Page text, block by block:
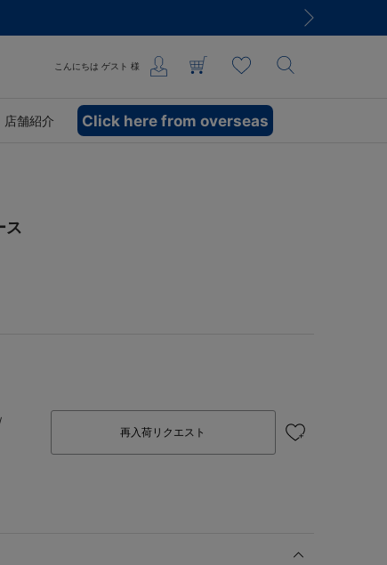
こんにちは ゲスト 様
店舗紹介 Click here from overseas
ス
再入荷リクエスト